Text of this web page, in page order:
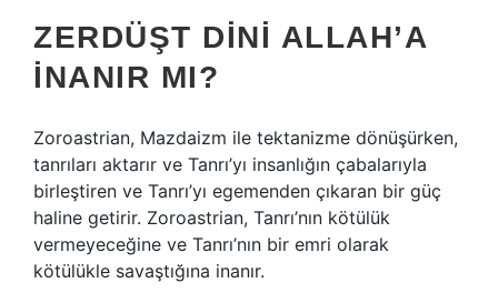
ZERDÜŞT DINI ALLAH’A
INANIR MI?
Zoroastrian, Mazdaizm ile tektanizme dönüşürken,
tanrıları aktarır ve Tanrı’yı insanlığın çabalarıyla
birleştiren ve Tanrı’yı egemenden çıkaran bir güç
haline getirir. Zoroastrian, Tanrı’nın kötülük
vermeyeceğine ve Tanrı’nın bir emri olarak
kötülükle savaştığına inanır.